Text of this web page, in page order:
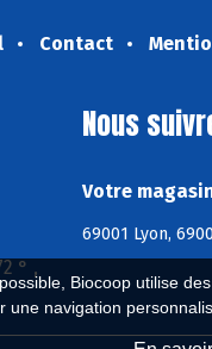
Biocoop utilise
une navigation
Contact
° ,
Nous
Votre
69001 Lyon,